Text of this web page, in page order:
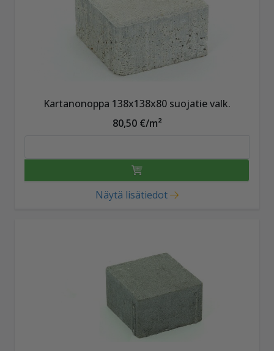
Kartanonoppa 138x138x80 suojatie valk.
80,50 €/m²
Näytä lisätiedot